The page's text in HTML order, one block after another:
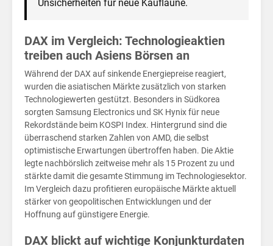
Unsicherheiten für neue Kauflaune.
DAX im Vergleich: Technologieaktien
treiben auch Asiens Börsen an
Während der DAX auf sinkende Energiepreise reagiert,
wurden die asiatischen Märkte zusätzlich von starken
Technologiewerten gestützt. Besonders in Südkorea
sorgten Samsung Electronics und SK Hynix für neue
Rekordstände beim KOSPI Index. Hintergrund sind die
überraschend starken Zahlen von AMD, die selbst
optimistische Erwartungen übertroffen haben. Die Aktie
legte nachbörslich zeitweise mehr als 15 Prozent zu und
stärkte damit die gesamte Stimmung im Technologiesektor.
Im Vergleich dazu profitieren europäische Märkte aktuell
stärker von geopolitischen Entwicklungen und der
Hoffnung auf günstigere Energie.
DAX blickt auf wichtige Konjunkturdaten